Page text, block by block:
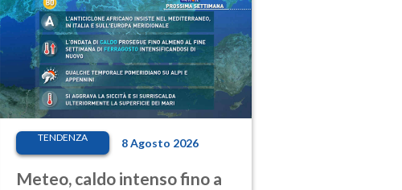
TENDENZA 8 Agosto 2026
Meteo, caldo intenso fino a